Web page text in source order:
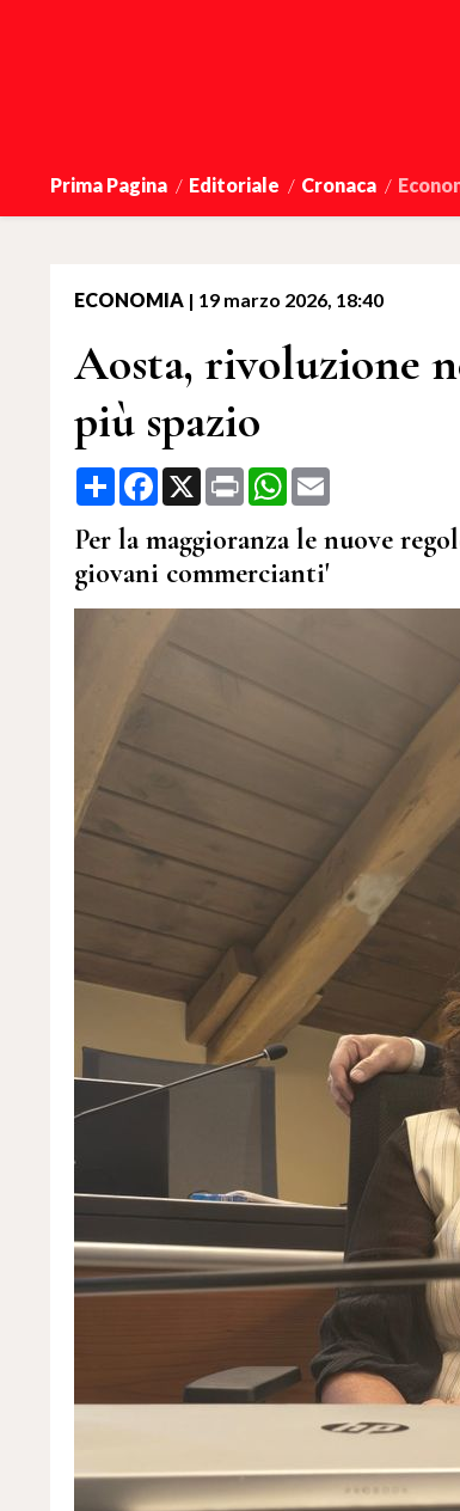
Prima Pagina Editoriale Cronaca
ECONOMIA | 19 marzo 2026, 18:40
Aosta, rivoluzione
più spazio
Share Facebook
X Print WhatsApp
Per la maggioranza le nuove
giovani commercianti'